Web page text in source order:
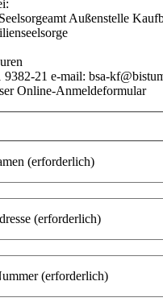
Außenstelle
21 e-mail: bsa-
Online-Anmeldeformular
(erforderlich)
(erforderlich)
(erforderlich)